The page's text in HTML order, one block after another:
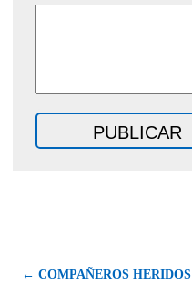
← COMPAÑEROS HERIDOS